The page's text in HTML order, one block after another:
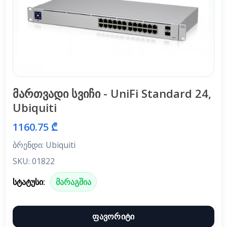
მართვადი სვიჩი - UniFi Standard 24,
Ubiquiti
1160.75 ₾
ბრენდი: Ubiquiti
SKU: 01822
სტატუსი:
მარაგშია
ფავორიტი